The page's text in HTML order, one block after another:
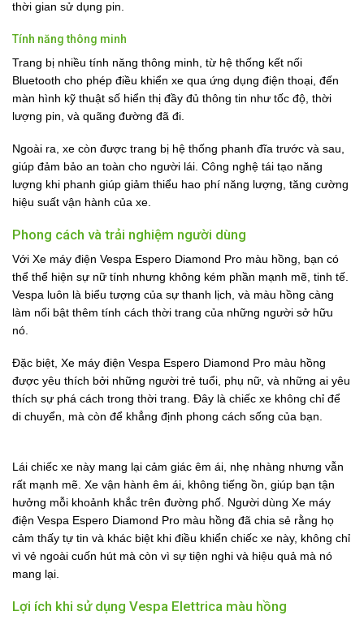
thời gian sử dụng pin.
Tính năng thông minh
Trang bị nhiều tính năng thông minh, từ hệ thống kết nối
Bluetooth cho phép điều khiển xe qua ứng dụng điện thoại, đến
màn hình kỹ thuật số hiển thị đầy đủ thông tin như tốc độ, thời
lượng pin, và quãng đường đã đi.
Ngoài ra, xe còn được trang bị hệ thống phanh đĩa trước và sau,
giúp đảm bảo an toàn cho người lái. Công nghệ tái tạo năng
lượng khi phanh giúp giảm thiểu hao phí năng lượng, tăng cường
hiệu suất vận hành của xe.
Phong cách và trải nghiệm người dùng
Với Xe máy điện Vespa Espero Diamond Pro màu hồng, bạn có
thể thể hiện sự nữ tính nhưng không kém phần mạnh mẽ, tinh tế.
Vespa luôn là biểu tượng của sự thanh lịch, và màu hồng càng
làm nổi bật thêm tính cách thời trang của những người sở hữu
nó.
Đặc biệt, Xe máy điện Vespa Espero Diamond Pro màu hồng
được yêu thích bởi những người trẻ tuổi, phụ nữ, và những ai yêu
thích sự phá cách trong thời trang. Đây là chiếc xe không chỉ để
di chuyển, mà còn để khẳng định phong cách sống của bạn.
Lái chiếc xe này mang lại cảm giác êm ái, nhẹ nhàng nhưng vẫn
rất mạnh mẽ. Xe vận hành êm ái, không tiếng ồn, giúp bạn tận
hưởng mỗi khoảnh khắc trên đường phố. Người dùng Xe máy
điện Vespa Espero Diamond Pro màu hồng đã chia sẻ rằng họ
cảm thấy tự tin và khác biệt khi điều khiển chiếc xe này, không chỉ
vì vẻ ngoài cuốn hút mà còn vì sự tiện nghi và hiệu quả mà nó
mang lại.
Lợi ích khi sử dụng Vespa Elettrica màu hồng